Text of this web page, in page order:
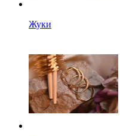
Жуки